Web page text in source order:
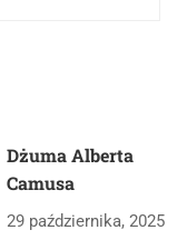
Dżuma Alberta
Camusa
29 października, 2025